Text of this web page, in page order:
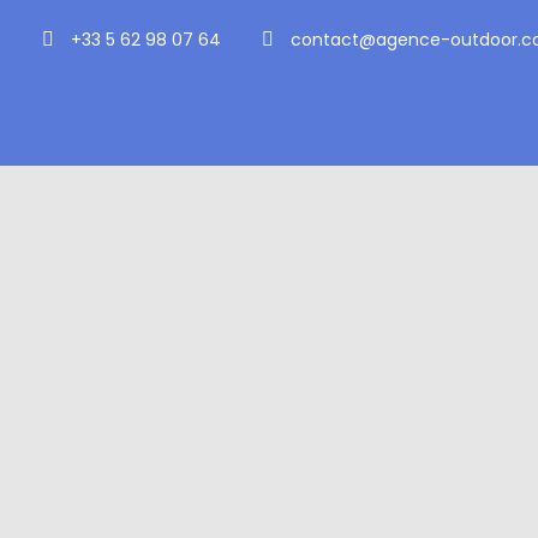
+33 5 62 98 07 64 contact@agence-